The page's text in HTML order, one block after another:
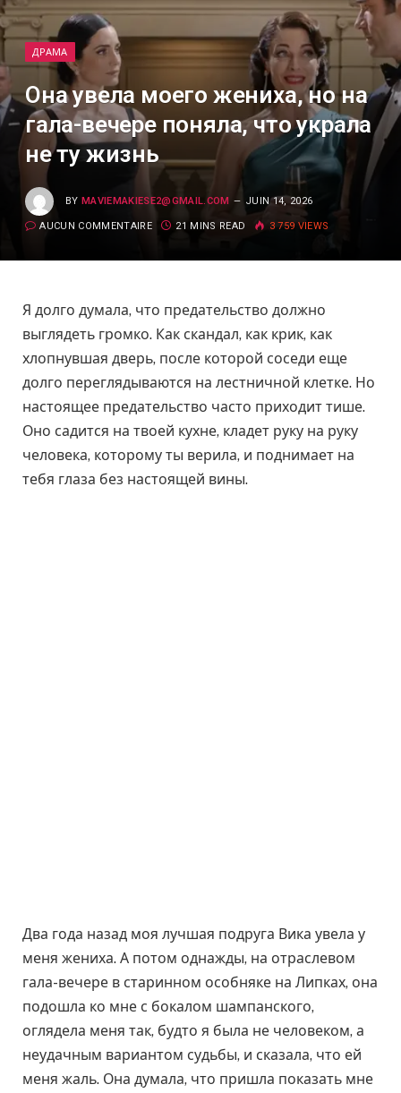
ДРАМА
Она увела моего жениха, но на
гала-вечере поняла, что украла
не ту жизнь
BY MAVIEMAKIESE2@GMAIL.COM JUIN 14, 2026
AUCUN COMMENTAIRE 21 MINS READ 3 759 VIEWS
Я долго думала, что предательство должно
выглядеть громко. Как скандал, как крик, как
хлопнувшая дверь, после которой соседи еще
долго переглядываются на лестничной клетке. Но
настоящее предательство часто приходит тише.
Оно садится на твоей кухне, кладет руку на руку
человека, которому ты верила, и поднимает на
тебя глаза без настоящей вины.
Два года назад моя лучшая подруга Вика увела у
меня жениха. А потом однажды, на отраслевом
гала-вечере в старинном особняке на Липках, она
подошла ко мне с бокалом шампанского,
оглядела меня так, будто я была не человеком, а
неудачным вариантом судьбы, и сказала, что ей
меня жаль. Она думала, что пришла показать мне